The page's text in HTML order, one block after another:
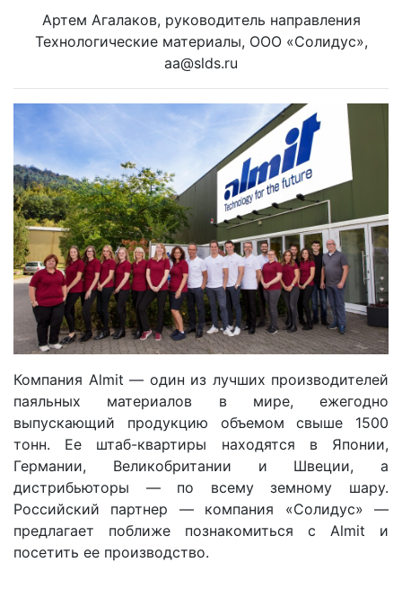
Артем Агалаков, руководитель направления
Технологические материалы, ООО «Солидус»,
aa@slds.ru
Компания Almit — один из лучших производителей
паяльных материалов в мире, ежегодно
выпускающий продукцию объемом свыше 1500
тонн. Ее штаб-квартиры находятся в Японии,
Германии, Великобритании и Швеции, а
дистрибьюторы — по всему земному шару.
Российский партнер — компания «Солидус» —
предлагает поближе познакомиться с Almit и
посетить ее производство.